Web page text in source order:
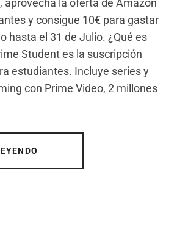
aprovecha la oferta de Amazon
y consigue 10€ para gastar
hasta el 31 de Julio. ¿Qué es
Student es la suscripción
estudiantes. Incluye series y
con Prime Video, 2 millones